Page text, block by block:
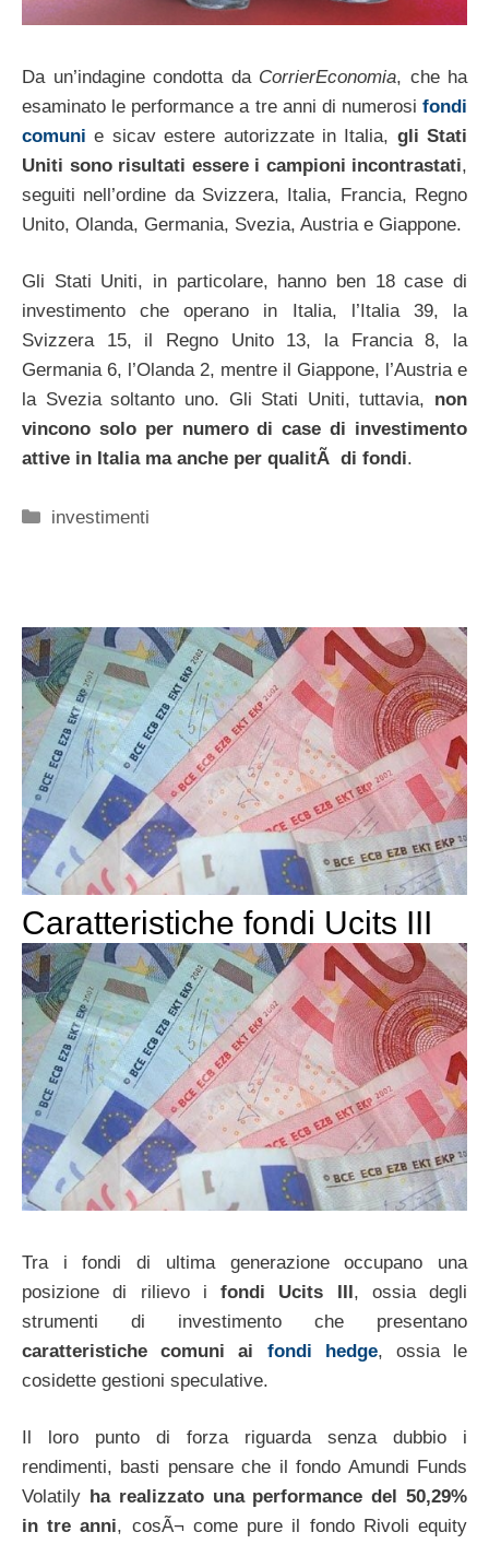
Da un’indagine condotta da CorrierEconomia, che ha
esaminato le performance a tre anni di numerosi fondi
comuni e sicav estere autorizzate in Italia, gli Stati
Uniti sono risultati essere i campioni incontrastati,
seguiti nell’ordine da Svizzera, Italia, Francia, Regno
Unito, Olanda, Germania, Svezia, Austria e Giappone.
Gli Stati Uniti, in particolare, hanno ben 18 case di
investimento che operano in Italia, l’Italia 39, la
Svizzera 15, il Regno Unito 13, la Francia 8, la
Germania 6, l’Olanda 2, mentre il Giappone, l’Austria e
la Svezia soltanto uno. Gli Stati Uniti, tuttavia, non
vincono solo per numero di case di investimento
attive in Italia ma anche per qualitÃ di fondi.
Categorie
investimenti
Caratteristiche fondi Ucits III
Tra i fondi di ultima generazione occupano una
posizione di rilievo i fondi Ucits III, ossia degli
strumenti di investimento che presentano
caratteristiche comuni ai fondi hedge, ossia le
cosidette gestioni speculative.
Il loro punto di forza riguarda senza dubbio i
rendimenti, basti pensare che il fondo Amundi Funds
Volatily ha realizzato una performance del 50,29%
in tre anni, cosÃ¬ come pure il fondo Rivoli equity